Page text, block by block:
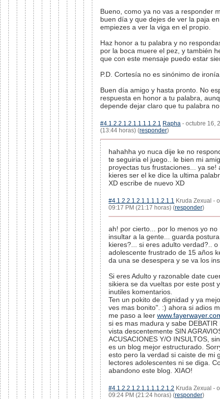
Bueno, como ya no vas a responder
buen día y que dejes de ver la paja
empiezes a ver la viga en el propio.
Haz honor a tu palabra y no
por la boca muere el pez, y también
que con este mensaje puedo estar
P.D. Cortesía no es sinónimo de
Buen día amigo y hasta pronto. No
respuesta en honor a tu palabra,
depende dejar claro que tu palabra
#4.1.2.2.1.2.1.1.1.1.2.1 Rapha - octubre 16,
(13:44 horas) (responder)
hahahha yo nuca dije ke no
te seguiria el juego.. le bien mi
proyectas tus frustaciones... ya se!
kieres ser el ke dice la ultima
XD escribe de nuevo XD
#4.1.2.2.1.2.1.1.1.1.2.1.1 Kruda Zexual -
09:17 PM (21:17 horas) (responder)
ah! por cierto... por lo menos yo no
insultar a la gente... guarda
kieres?... si eres adulto verdad?.. o
adolescente frustrado de 15 años
da una se desespera y se va los
Si eres Adulto y razonable date
sikiera se da vueltas por este post
inutiles komentarios.
Ten un pokito de dignidad y ya
ves mas bonito". :) ahora si adios
me paso a leer
si es mas madura y sabe
vista descentemente SIN
ACUSACIONES Y/O INSULTOS,
es un blog mejor estructurado.
esto pero la verdad si caiste de mi
lectores adolescentes ni se diga.
abandono este blog. XIAO!
#4.1.2.2.1.2.1.1.1.1.2.1.2 Kruda Zexual -
09:24 PM (21:24 horas) (responder)